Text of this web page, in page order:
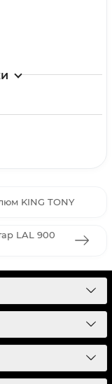
KING TONY
LAL 900